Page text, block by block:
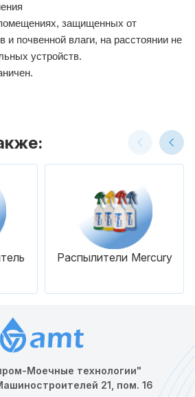
защищенных от
почвенной влаги, на расстоянии не
устройств.
Распылители Mercury
Моечные технологии"
21, пом. 16